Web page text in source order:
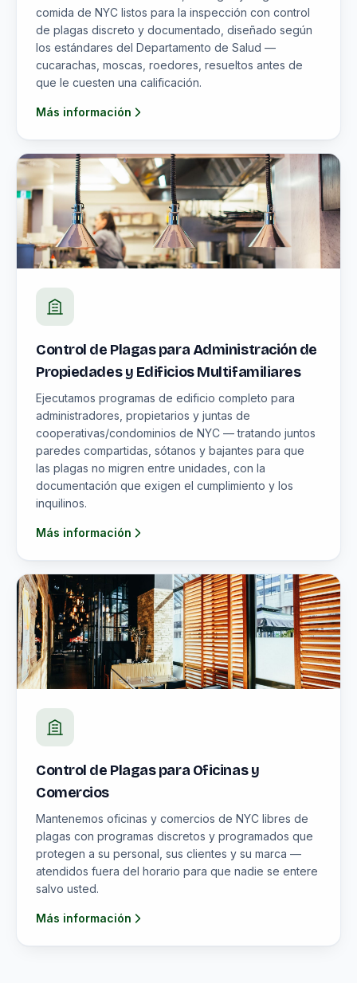
comida de NYC listos para la inspección con control
de plagas discreto y documentado, diseñado según
los estándares del Departamento de Salud —
cucarachas, moscas, roedores, resueltos antes de
que le cuesten una calificación.
Más información
Control de Plagas para Administración de
Propiedades y Edificios Multifamiliares
Ejecutamos programas de edificio completo para
administradores, propietarios y juntas de
cooperativas/condominios de NYC — tratando juntos
paredes compartidas, sótanos y bajantes para que
las plagas no migren entre unidades, con la
documentación que exigen el cumplimiento y los
inquilinos.
Más información
Control de Plagas para Oficinas y
Comercios
Mantenemos oficinas y comercios de NYC libres de
plagas con programas discretos y programados que
protegen a su personal, sus clientes y su marca —
atendidos fuera del horario para que nadie se entere
salvo usted.
Más información